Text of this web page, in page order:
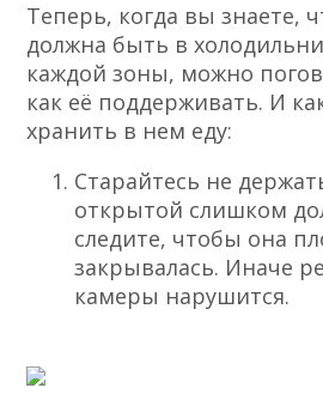
Теперь, когда вы знаете,
должна быть в
каждой зоны, можно
как её поддерживать. И
хранить в нем еду:
Старайтесь не
открытой слишком
следите, чтобы она
закрывалась. Иначе
камеры нарушится.